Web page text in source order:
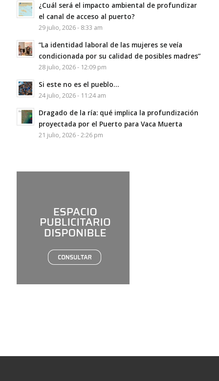
¿Cuál será el impacto ambiental de profundizar
el canal de acceso al puerto?
29 julio, 2026 - 8:33 am
“La identidad laboral de las mujeres se veía
condicionada por su calidad de posibles madres”
28 julio, 2026 - 12:09 pm
Si este no es el pueblo…
24 julio, 2026 - 11:24 am
Dragado de la ría: qué implica la profundización
proyectada por el Puerto para Vaca Muerta
21 julio, 2026 - 2:26 pm